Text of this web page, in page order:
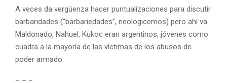
A veces da vergüenza hacer puntualizaciones para discutir
barbaridades (“barbariedades”, neologicemos) pero ahí va.
Maldonado, Nahuel, Kukoc eran argentinos, jóvenes como
cuadra a la mayoría de las víctimas de los abusos de
poder armado.
– – –